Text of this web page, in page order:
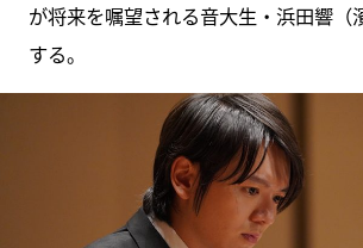
が将来を嘱望される音大生・浜田響（
する。